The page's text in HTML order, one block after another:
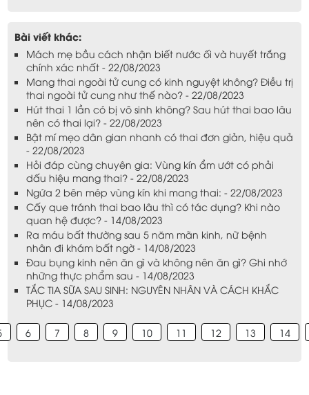
Bài viết khác:
Mách mẹ bầu cách nhận biết nước ối và huyết trắng
chính xác nhất - 22/08/2023
Mang thai ngoài tử cung có kinh nguyệt không? Điều trị
thai ngoài tử cung như thế nào? - 22/08/2023
Hút thai 1 lần có bị vô sinh không? Sau hút thai bao lâu
nên có thai lại? - 22/08/2023
Bật mí mẹo dân gian nhanh có thai đơn giản, hiệu quả
- 22/08/2023
Hỏi đáp cùng chuyên gia: Vùng kín ẩm ướt có phải
dấu hiệu mang thai? - 22/08/2023
Ngứa 2 bên mép vùng kín khi mang thai: - 22/08/2023
Cấy que tránh thai bao lâu thì có tác dụng? Khi nào
quan hệ được? - 14/08/2023
Ra máu bất thường sau 5 năm mãn kinh, nữ bệnh
nhân đi khám bất ngờ - 14/08/2023
Đau bụng kinh nên ăn gì và không nên ăn gì? Ghi nhớ
những thực phẩm sau - 14/08/2023
TẮC TIA SỮA SAU SINH: NGUYÊN NHÂN VÀ CÁCH KHẮC
PHỤC - 14/08/2023
6 7 8 9 10 11 12 13 14